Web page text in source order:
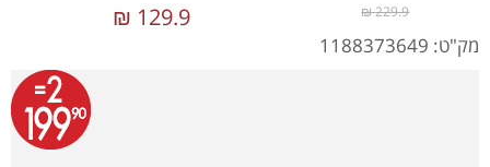
129.9 ₪ 229.9 ₪
מק"ט: 1188373649